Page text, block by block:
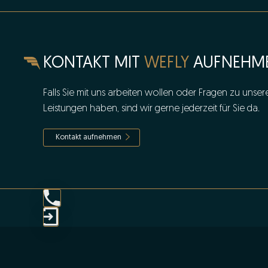
KONTAKT MIT WEFLY
Falls Sie mit uns arbeiten wollen oder Fragen zu
Leistungen haben, sind wir gerne jederzeit für Sie da.
Kontakt aufnehmen